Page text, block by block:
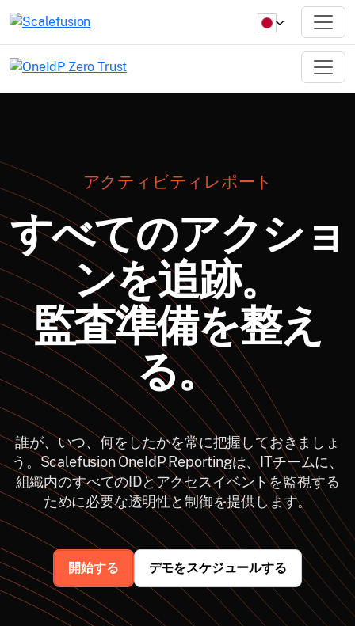
アクティビティレポート
すべてのアクショ
ンを追跡。
監査準備を整え
る。
誰が、いつ、何をしたかを常に把握しておきましょ
う。Scalefusion OneIdP Reportingは、ITチームに、
組織内のすべてのIDとアクセスイベントを監視する
ために必要な透明性と制御を提供します。
開始する デモをスケジュールする